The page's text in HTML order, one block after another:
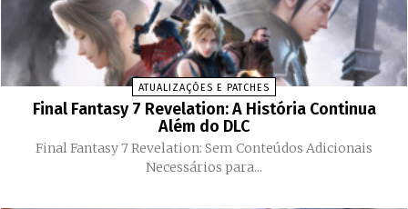
ATUALIZAÇÕES E PATCHES
Final Fantasy 7 Revelation: A História Continua
Além do DLC
Final Fantasy 7 Revelation: Sem Conteúdos Adicionais
Necessários para...